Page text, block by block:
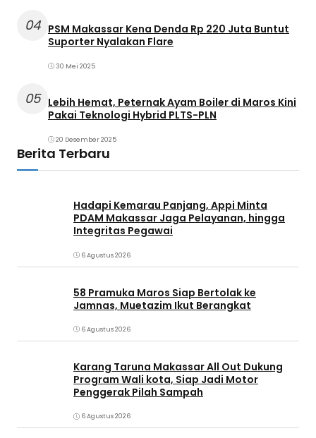
04 PSM Makassar Kena Denda Rp 220 Juta Buntut
Suporter Nyalakan Flare
30 Mei 2025
05 Lebih Hemat, Peternak Ayam Boiler di Maros Kini
Pakai Teknologi Hybrid PLTS-PLN
20 Desember 2025
Berita Terbaru
Hadapi Kemarau Panjang, Appi Minta
PDAM Makassar Jaga Pelayanan, hingga
Integritas Pegawai
6 Agustus 2026
58 Pramuka Maros Siap Bertolak ke
Jamnas, Muetazim Ikut Berangkat
6 Agustus 2026
Karang Taruna Makassar All Out Dukung
Program Wali kota, Siap Jadi Motor
Penggerak Pilah Sampah
6 Agustus 2026